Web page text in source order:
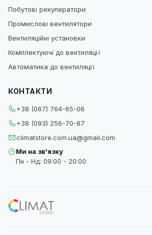
Побутові рекуператори
Промислові вентилятори
Вентиляційні установки
Комплектуючі до вентиляції
Автоматика до вентиляції
КОНТАКТИ
+38 (067) 764-65-06
+38 (093) 256-70-87
climatstore.com.ua@gmail.com
Ми на зв'язку
Пн - Нд: 09:00 - 20:00